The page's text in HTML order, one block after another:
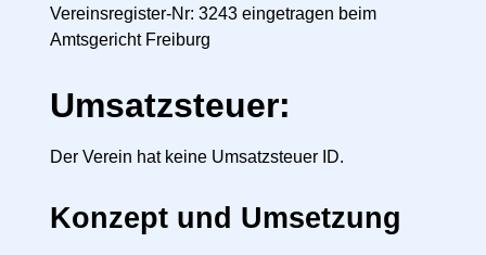
Vereinsregister-Nr: 3243 eingetragen beim
Amtsgericht Freiburg
Umsatzsteuer:
Der Verein hat keine Umsatzsteuer ID.
Konzept und Umsetzung